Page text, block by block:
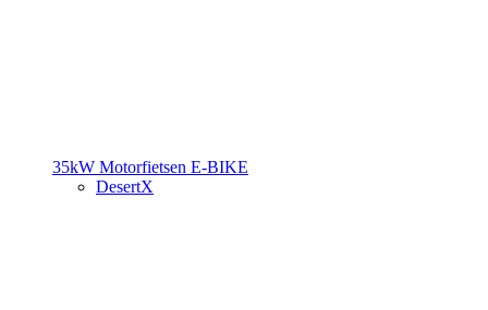
35kW Motorfietsen E-BIKE
DesertX